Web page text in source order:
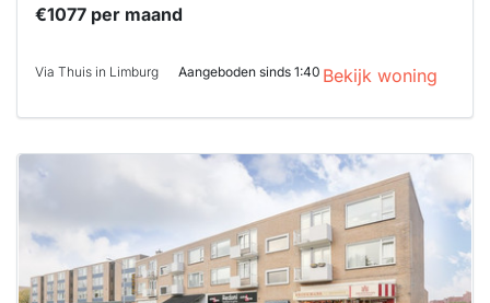
€1077 per maand
Via Thuis in Limburg Aangeboden sinds 1:40 Bekijk woning
Deze woning
al verhuurd
Om kans te
maken moet je
binnen 15
minuten